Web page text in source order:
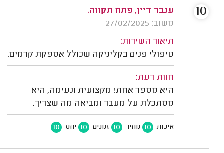
ענבר דיין, פתח תקווה.
משוב: 27/02/2025
תיאור השירות:
טיפולי פנים בקליניקה שכולל אספקת קרמים.
חוות דעת:
היא מספר אחת! מקצועית ונעימה, היא
מסתכלת על מעבר ומביאה מה שצריך.
איכות 10 מחיר 10 זמנים 10 יחס 10
10